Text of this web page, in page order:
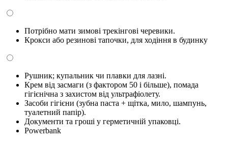
Потрібно мати зимові трекінгові черевики.
Крокси або резинові тапочки, для ходіння в будинку
Рушник; купальник чи плавки для лазні.
Крем від засмаги (з фактором 50 і більше), помада
гігієнічна з захистом від ультрафіолету.
Засоби гігієни (зубна паста + щітка, мило, шампунь,
туалетний папір).
Документи та гроші у герметичній упаковці.
Powerbank